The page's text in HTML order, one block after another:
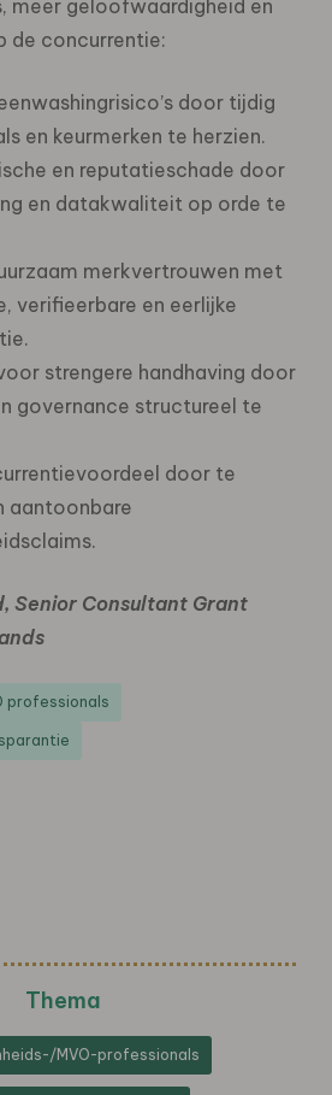
meer geloofwaardigheid en
de concurrentie:
door tijdig
en keurmerken te herzien.
en reputatieschade door
en datakwaliteit op orde te
merkvertrouwen met
verifieerbare en eerlijke
strengere handhaving door
governance structureel te
door te
aantoonbare
Senior Consultant Grant
professionals
Thema
MVO-professionals